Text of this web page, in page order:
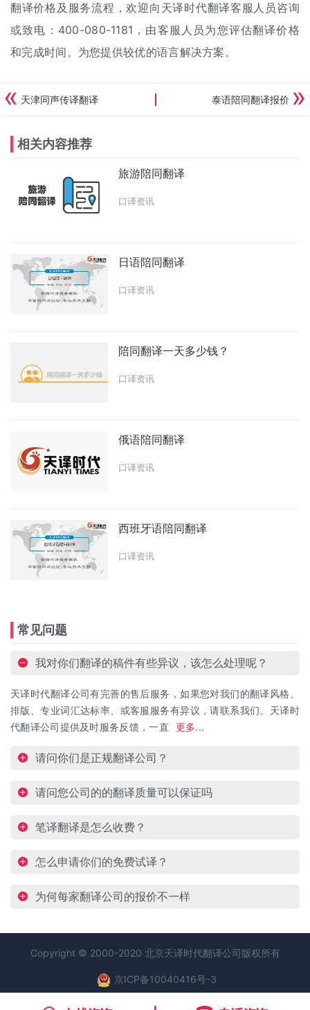
翻译价格及服务流程，欢迎向天译时代翻译客服人员咨询
或致电：400-080-1181，由客服人员为您评估翻译价格
和完成时间。为您提供较优的语言解决方案。
天津同声传译翻译 泰语陪同翻译报价
相关内容推荐
旅游陪同翻译
口译资讯
日语陪同翻译
口译资讯
陪同翻译一天多少钱？
口译资讯
俄语陪同翻译
口译资讯
西班牙语陪同翻译
口译资讯
常见问题
我对你们翻译的稿件有些异议，该怎么处理呢？
天译时代翻译公司有完善的售后服务，如果您对我们的翻译风格、
排版、专业词汇达标率、或客服服务有异议，请联系我们。天译时
代翻译公司提供及时服务反馈，一直
更多...
请问你们是正规翻译公司？
请问您公司的的翻译质量可以保证吗
笔译翻译是怎么收费？
怎么申请你们的免费试译？
为何每家翻译公司的报价不一样
Copyright © 2000-2020 北京天译时代翻译公司版权所有
京ICP备10040416号-3